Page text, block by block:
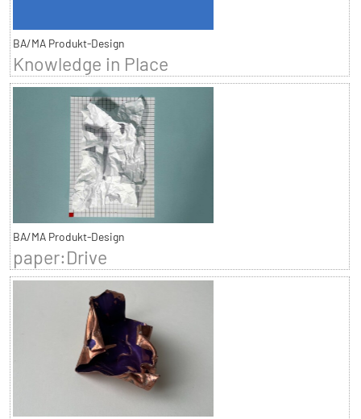
BA/MA Produkt-Design
Knowledge in Place
BA/MA Produkt-Design
paper:Drive